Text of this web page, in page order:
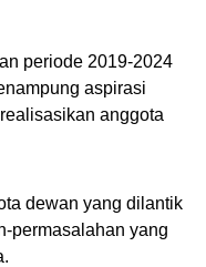
periode 2019-2024
aspirasi
anggota
dewan yang dilantik
permasalahan yang